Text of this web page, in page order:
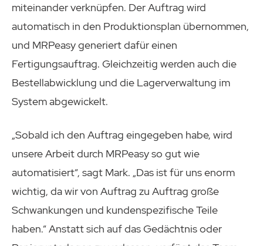
miteinander verknüpfen. Der Auftrag wird
automatisch in den Produktionsplan übernommen,
und MRPeasy generiert dafür einen
Fertigungsauftrag. Gleichzeitig werden auch die
Bestellabwicklung und die Lagerverwaltung im
System abgewickelt.
„Sobald ich den Auftrag eingegeben habe, wird
unsere Arbeit durch MRPeasy so gut wie
automatisiert“, sagt Mark. „Das ist für uns enorm
wichtig, da wir von Auftrag zu Auftrag große
Schwankungen und kundenspezifische Teile
haben.“ Anstatt sich auf das Gedächtnis oder